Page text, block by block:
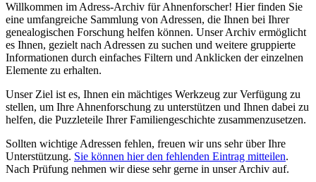
Willkommen im Adress-Archiv für Ahnenforscher! Hier finden Sie
eine umfangreiche Sammlung von Adressen, die Ihnen bei Ihrer
genealogischen Forschung helfen können. Unser Archiv ermöglicht
es Ihnen, gezielt nach Adressen zu suchen und weitere gruppierte
Informationen durch einfaches Filtern und Anklicken der einzelnen
Elemente zu erhalten.
Unser Ziel ist es, Ihnen ein mächtiges Werkzeug zur Verfügung zu
stellen, um Ihre Ahnenforschung zu unterstützen und Ihnen dabei zu
helfen, die Puzzleteile Ihrer Familiengeschichte zusammenzusetzen.
Sollten wichtige Adressen fehlen, freuen wir uns sehr über Ihre
Unterstützung. Sie können hier den fehlenden Eintrag mitteilen.
Nach Prüfung nehmen wir diese sehr gerne in unser Archiv auf.